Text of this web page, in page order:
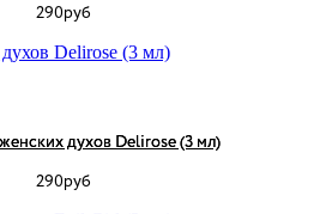
290руб
духов Delirose (3 мл)
290руб